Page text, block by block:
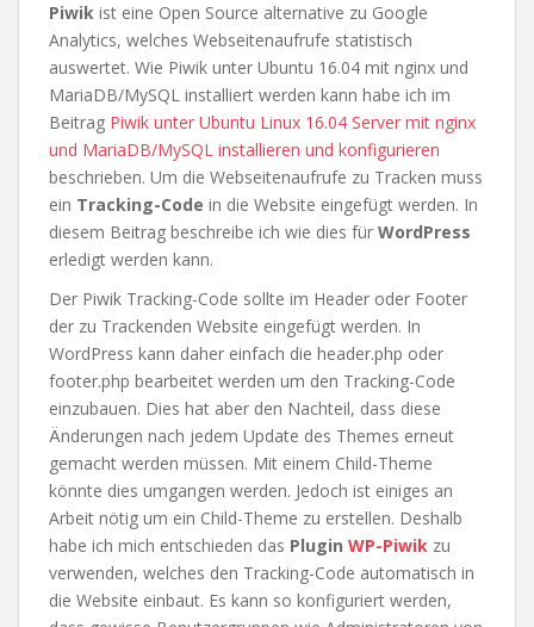
Piwik ist eine Open Source alternative zu Google
Analytics, welches Webseitenaufrufe statistisch
auswertet. Wie Piwik unter Ubuntu 16.04 mit nginx und
MariaDB/MySQL installiert werden kann habe ich im
Beitrag Piwik unter Ubuntu Linux 16.04 Server mit nginx
und MariaDB/MySQL installieren und konfigurieren
beschrieben. Um die Webseitenaufrufe zu Tracken muss
ein Tracking-Code in die Website eingefügt werden. In
diesem Beitrag beschreibe ich wie dies für WordPress
erledigt werden kann.
Der Piwik Tracking-Code sollte im Header oder Footer
der zu Trackenden Website eingefügt werden. In
WordPress kann daher einfach die header.php oder
footer.php bearbeitet werden um den Tracking-Code
einzubauen. Dies hat aber den Nachteil, dass diese
Änderungen nach jedem Update des Themes erneut
gemacht werden müssen. Mit einem Child-Theme
könnte dies umgangen werden. Jedoch ist einiges an
Arbeit nötig um ein Child-Theme zu erstellen. Deshalb
habe ich mich entschieden das Plugin WP-Piwik zu
verwenden, welches den Tracking-Code automatisch in
die Website einbaut. Es kann so konfiguriert werden,